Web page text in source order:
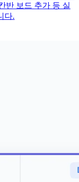
반 보드 추가 등 실
다.